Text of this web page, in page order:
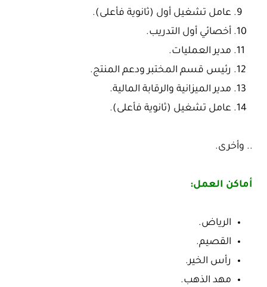
عامل تشغيل أول (ثانوية فأعلى).
أخصائي أول التدريب.
مدير العمليات.
رئيس قسم المختبر ودعم المنتج.
مدير الميزانية والرقابة المالية.
عامل تشغيل (ثانوية فأعلى).
.. وأخرى.
أماكن العمل:
الرياض.
القصيم.
رأس الخير.
مهد الذهب.